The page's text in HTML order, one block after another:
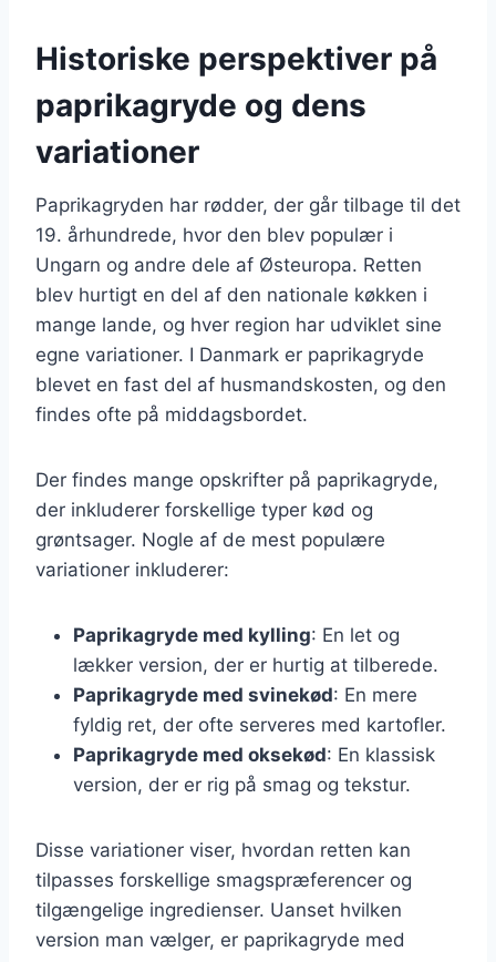
Historiske perspektiver på
paprikagryde og dens
variationer
Paprikagryden har rødder, der går tilbage til det
19. århundrede, hvor den blev populær i
Ungarn og andre dele af Østeuropa. Retten
blev hurtigt en del af den nationale køkken i
mange lande, og hver region har udviklet sine
egne variationer. I Danmark er paprikagryde
blevet en fast del af husmandskosten, og den
findes ofte på middagsbordet.
Der findes mange opskrifter på paprikagryde,
der inkluderer forskellige typer kød og
grøntsager. Nogle af de mest populære
variationer inkluderer:
Paprikagryde med kylling: En let og
lækker version, der er hurtig at tilberede.
Paprikagryde med svinekød: En mere
fyldig ret, der ofte serveres med kartofler.
Paprikagryde med oksekød: En klassisk
version, der er rig på smag og tekstur.
Disse variationer viser, hvordan retten kan
tilpasses forskellige smagspræferencer og
tilgængelige ingredienser. Uanset hvilken
version man vælger, er paprikagryde med